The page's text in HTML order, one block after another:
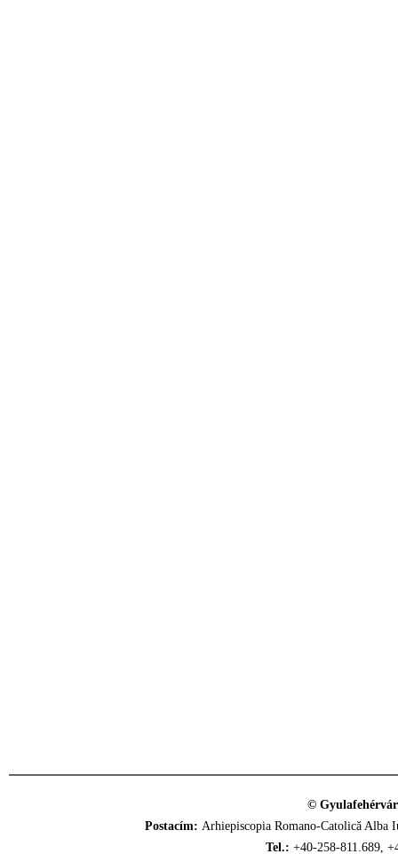
©
Postacím: Arhiepiscopia Romano-Catolică
Tel.: +40-258-811.689,